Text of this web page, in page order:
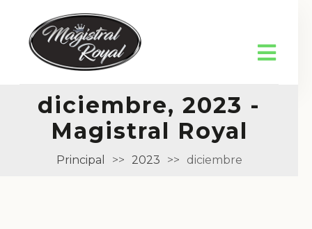
diciembre, 2023 -
Magistral Royal
Principal >> 2023 >> diciembre